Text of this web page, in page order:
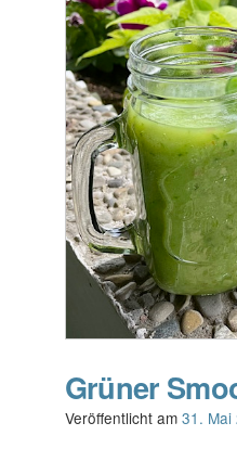
Grüner
Veröffentlicht am 31. Mai